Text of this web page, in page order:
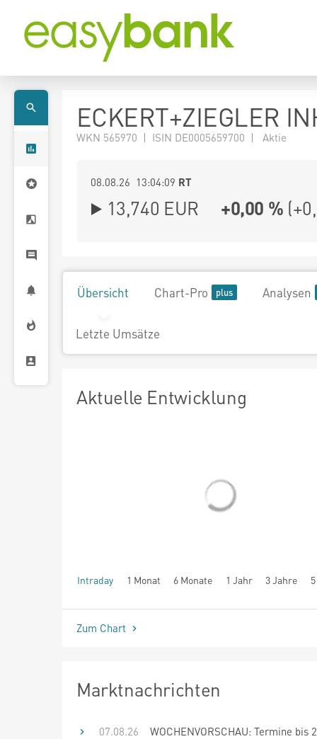
ECKERT+ZIEGLER
WKN 565970 | ISIN DE0005659700 | Aktie
08.08.26 13:04:09 RT
13,740 EUR +0,00 % (
Übersicht Chart-Pro Analysen
Letzte Umsätze
Aktuelle Entwicklung
Intraday 1 Monat 6 Monate 1 Jahr 3 Jahre
seit Beginn
Zum Chart
Marktnachrichten
07.08.26
WOCHENVORSCHAU: Termine bis